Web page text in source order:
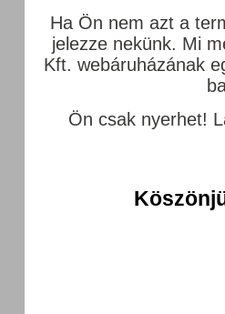
Ha Ön nem azt a
jelezze nekünk. Mi
Kft. webáruházának
Ön csak nyerhet!